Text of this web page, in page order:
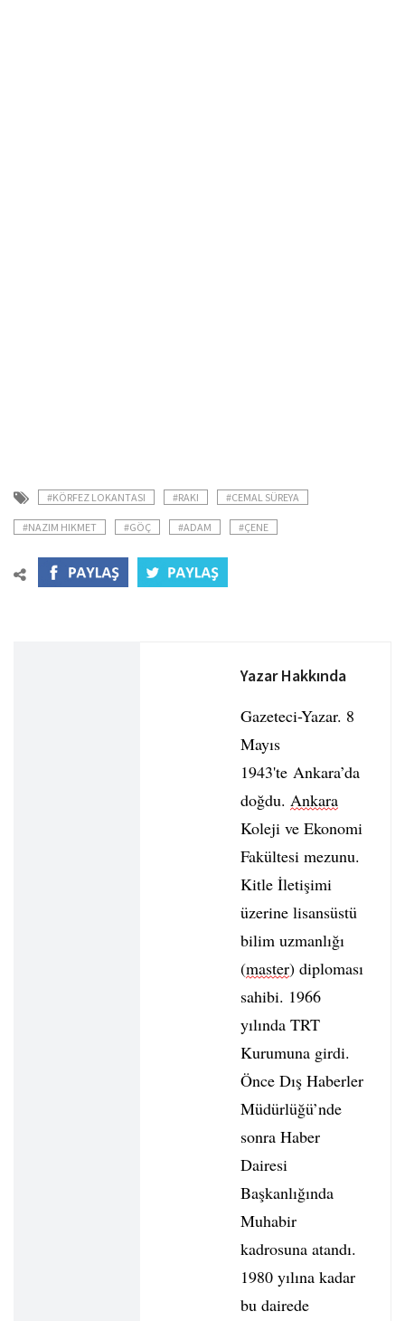
#KÖRFEZ LOKANTASI #RAKI #CEMAL SÜREYA
#NAZIM HIKMET #GÖÇ #ADAM #ÇENE
Yazar Hakkında
Gazeteci-Yazar. 8
Mayıs
1943'te Ankara’da
doğdu. Ankara
Koleji ve Ekonomi
Fakültesi mezunu.
Kitle İletişimi
üzerine lisansüstü
bilim uzmanlığı
(master) diploması
sahibi. 1966
yılında TRT
Kurumuna girdi.
Önce Dış Haberler
Müdürlüğü’nde
sonra Haber
Dairesi
Başkanlığında
Muhabir
kadrosuna atandı.
1980 yılına kadar
bu dairede